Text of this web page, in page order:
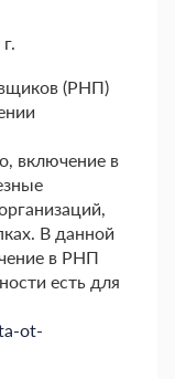
(РНП)
включение в
В данной
в РНП
есть для
ot-